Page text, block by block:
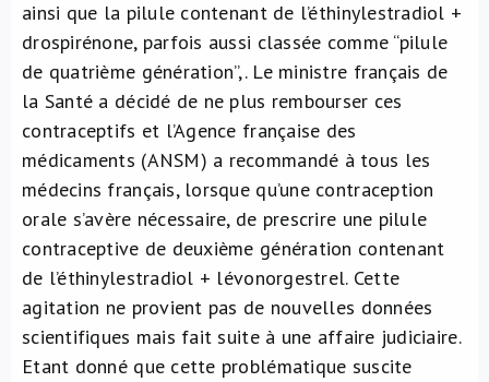
ainsi que la pilule contenant de l’éthinylestradiol +
drospirénone, parfois aussi classée comme “pilule
de quatrième génération”,. Le ministre français de
la Santé a décidé de ne plus rembourser ces
contraceptifs et l’Agence française des
médicaments (ANSM) a recommandé à tous les
médecins français, lorsque qu’une contraception
orale s’avère nécessaire, de prescrire une pilule
contraceptive de deuxième génération contenant
de l’éthinylestradiol + lévonorgestrel. Cette
agitation ne provient pas de nouvelles données
scientifiques mais fait suite à une affaire judiciaire.
Etant donné que cette problématique suscite